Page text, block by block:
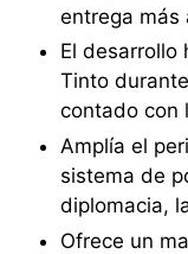
entrega más
El desarrollo
Tinto
contado con
Amplía el
sistema de
diplomacia,
Ofrece un